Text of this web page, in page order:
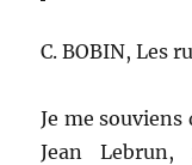
C. BOBIN, Les
Je me
Jean Lebrun,